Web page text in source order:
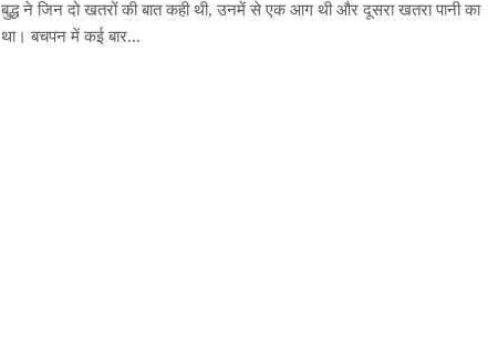
बुद्ध ने जिन दो खतरों की बात कही थी, उनमें से एक आग थी और दूसरा खतरा पानी का
था। बचपन में कई बार...